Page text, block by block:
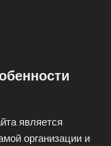
является
организации и